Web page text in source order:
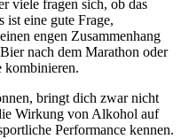
viele fragen sich, ob das
eine gute Frage,
engen Zusammenhang
nach dem Marathon oder
kombinieren.
bringt dich zwar nicht
Wirkung von Alkohol auf
Performance kennen.